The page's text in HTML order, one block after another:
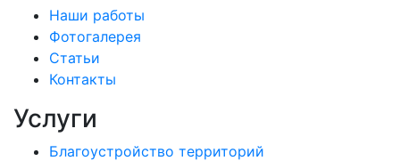
Наши работы
Фотогалерея
Статьи
Контакты
Услуги
Благоустройство территорий